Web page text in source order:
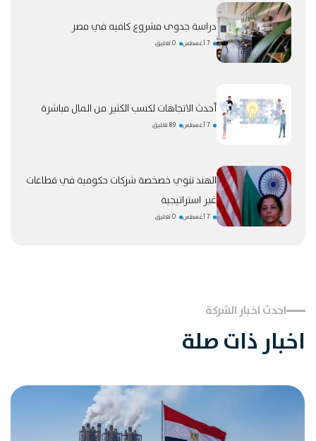
دراسة جدوى مشروع كافيه في مصر
7 أغسطس 0 تعليق
أحدث الاتجاهات لكسب الكثير من المال مباشرة
7 أغسطس 89 تعليق
الهند تنوي خصخصة شركات حكومية في قطاعات
غير استراتيجية
7 أغسطس 0 تعليق
احدث اخبار الشركة
اخبار ذات صلة